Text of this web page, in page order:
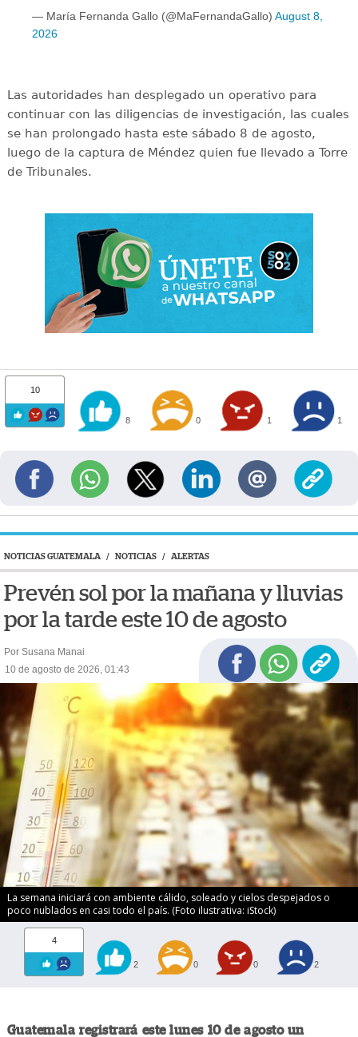
— María Fernanda Gallo (@MaFernandaGallo) August 8,
2026
Las autoridades han desplegado un operativo para
continuar con las diligencias de investigación, las cuales
se han prolongado hasta este sábado 8 de agosto,
luego de la captura de Méndez quien fue llevado a Torre
de Tribunales.
10
8 0 1 1
NOTICIAS GUATEMALA / NOTICIAS / ALERTAS
Prevén sol por la mañana y lluvias
por la tarde este 10 de agosto
Por Susana Manai
10 de agosto de 2026, 01:43
La semana iniciará con ambiente cálido, soleado y cielos despejados o
poco nublados en casi todo el país. (Foto ilustrativa: iStock)
4
2 0 0 2
Guatemala registrará este lunes 10 de agosto un